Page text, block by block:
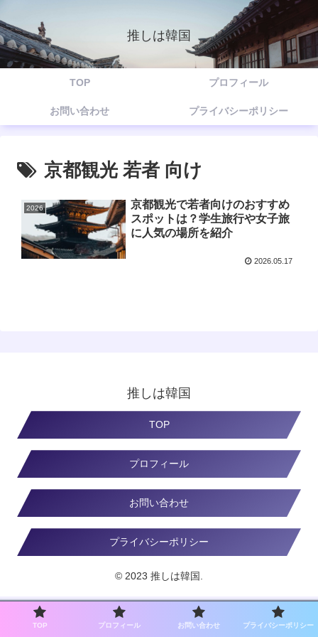
推しは韓国
TOP プロフィール
お問い合わせ プライバシーポリシー
京都観光 若者 向け
2026
京都観光で若者向けのおすすめ
スポットは？学生旅行や女子旅
に人気の場所を紹介
2026.05.17
推しは韓国
TOP
プロフィール
お問い合わせ
プライバシーポリシー
© 2023 推しは韓国.
TOP プロフィール お問い合わせ プライバシーポリシー